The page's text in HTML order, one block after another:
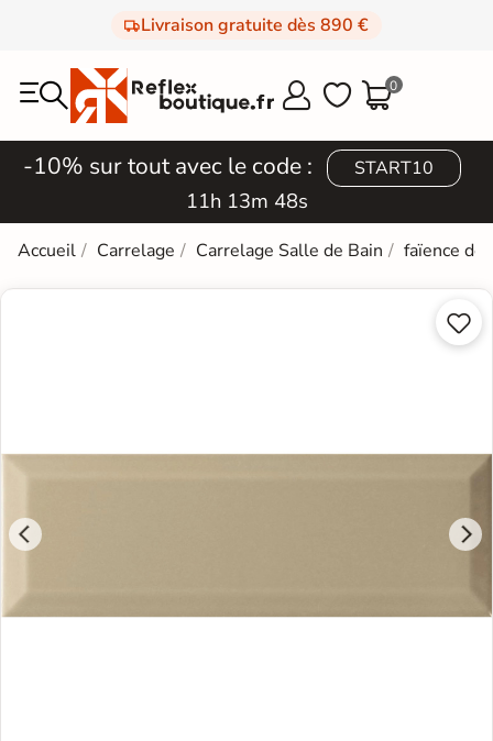
Livraison gratuite dès 890 €
  0
-10% sur tout avec le code : START10
11h 13m 47s
Accueil Carrelage Carrelage Salle de Bain faïence

